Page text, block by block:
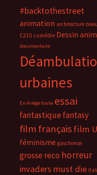
#backtothestreet
animation architecture
C215 comédie Dessin
documentaire
urbaines
En Ariège toute essai
fantastiquefantasy
film français film
féminisme gauchimse
grosse reco horreur
invaders must die